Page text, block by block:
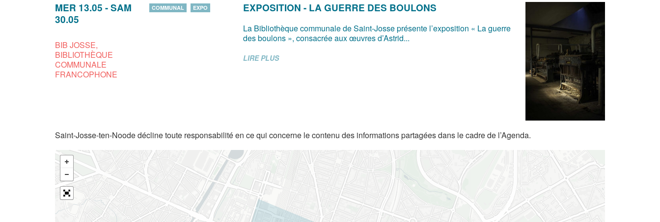
MER 13.05 -SAM
30.05
BIB JOSSE,
BIBLIOTHÈQUE
COMMUNALE
FRANCOPHONE
COMMUNAL EXPO EXPOSITION - LA GUERRE DES BOULONS
La Bibliothèque communale de Saint-Josse présente l’exposition « La guerre
des boulons », consacrée aux œuvres d’Astrid...
LIRE PLUS
Saint-Josse-ten-Noode décline toute responsabilité en ce qui concerne le contenu des informations partagées dans le cadre de l’Agenda.